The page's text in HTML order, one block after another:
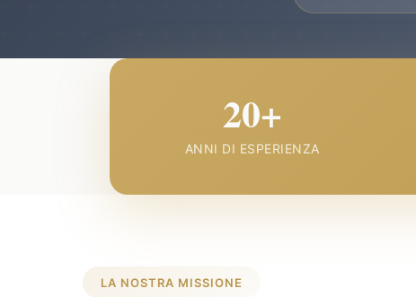
20+
ANNI DI ESPERIENZA
LA NOSTRA MISSIONE